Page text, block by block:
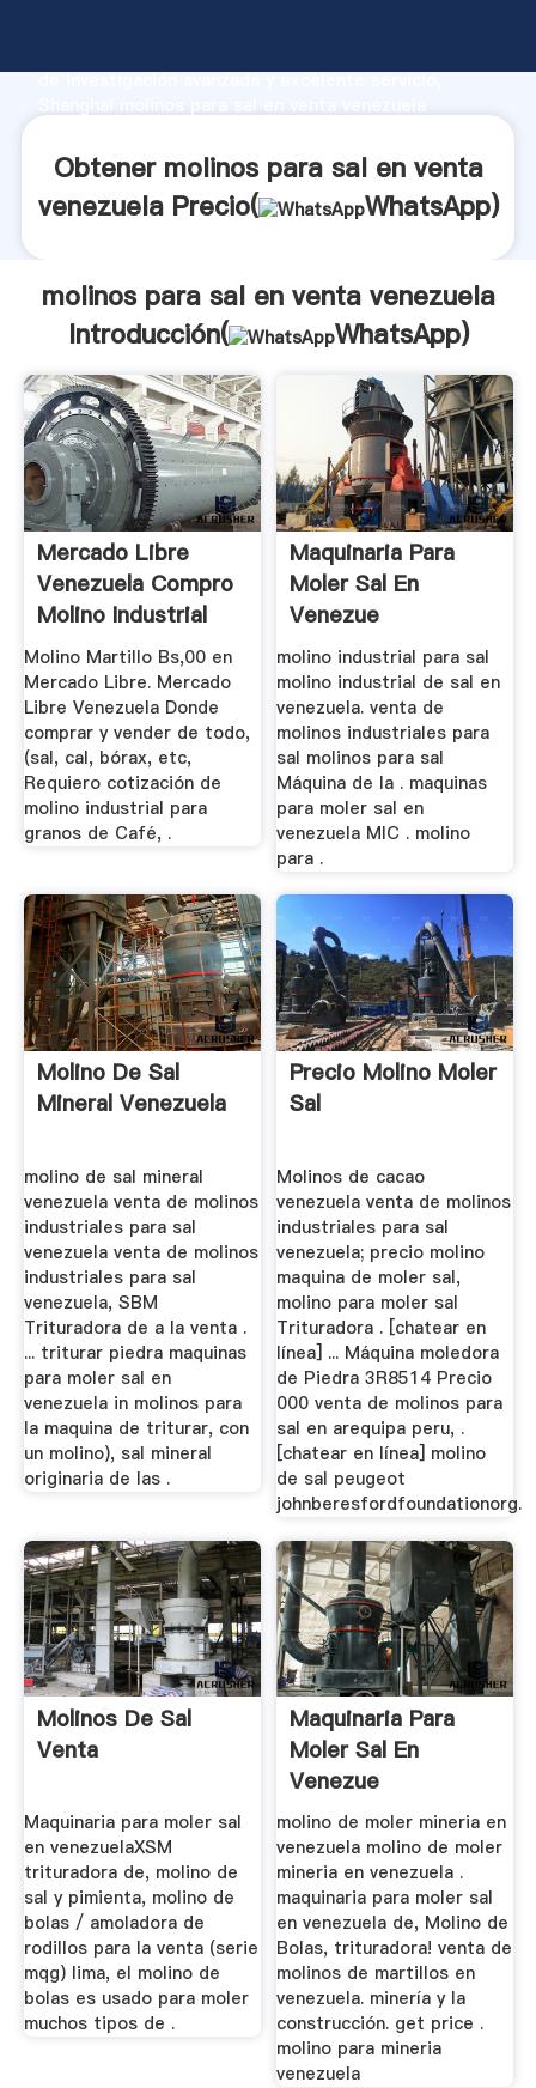
de investigación avanzada y excelente servicio,
clientes.
Obtener molinos para sal en venta
venezuela Precio(
WhatsApp)
molinos para sal en venta venezuela
Introducción(
WhatsApp)
Mercado Libre
Venezuela Compro
Molino Industrial
Para Sal
Molino Martillo Bs,00 en
Mercado Libre. Mercado
Libre Venezuela Donde
comprar y vender de todo,
(sal, cal, bórax, etc,
Requiero cotización de
molino industrial para
granos de Café, .
Maquinaria Para
Moler Sal En
Venezue
molino industrial para sal
molino industrial de sal en
venezuela. venta de
molinos industriales para
sal molinos para sal
Máquina de la . maquinas
para moler sal en
venezuela MIC . molino
para .
Molino De Sal
Mineral Venezuela
molino de sal mineral
venezuela venta de molinos
industriales para sal
venezuela venta de molinos
industriales para sal
venezuela, SBM
Trituradora de a la venta .
... triturar piedra maquinas
para moler sal en
venezuela in molinos para
la maquina de triturar, con
un molino), sal mineral
originaria de las .
Precio Molino Moler
Sal
Molinos de cacao
venezuela venta de molinos
industriales para sal
venezuela; precio molino
maquina de moler sal,
molino para moler sal
Trituradora . [chatear en
línea] ... Máquina moledora
de Piedra 3R8514 Precio
000 venta de molinos para
sal en arequipa peru, .
[chatear en línea] molino
de sal peugeot
johnberesfordfoundationorg.
Molinos De Sal
Venta
Maquinaria para moler sal
en venezuelaXSM
trituradora de, molino de
sal y pimienta, molino de
bolas / amoladora de
rodillos para la venta (serie
mqg) lima, el molino de
bolas es usado para moler
muchos tipos de .
Maquinaria Para
Moler Sal En
Venezue
molino de moler mineria en
venezuela molino de moler
mineria en venezuela .
maquinaria para moler sal
en venezuela de, Molino de
Bolas, trituradora! venta de
molinos de martillos en
venezuela. minería y la
construcción. get price .
molino para mineria
venezuela